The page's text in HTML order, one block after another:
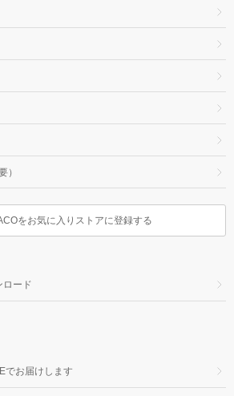
）
をお気に入りストアに登録する
ロード
でお届けします